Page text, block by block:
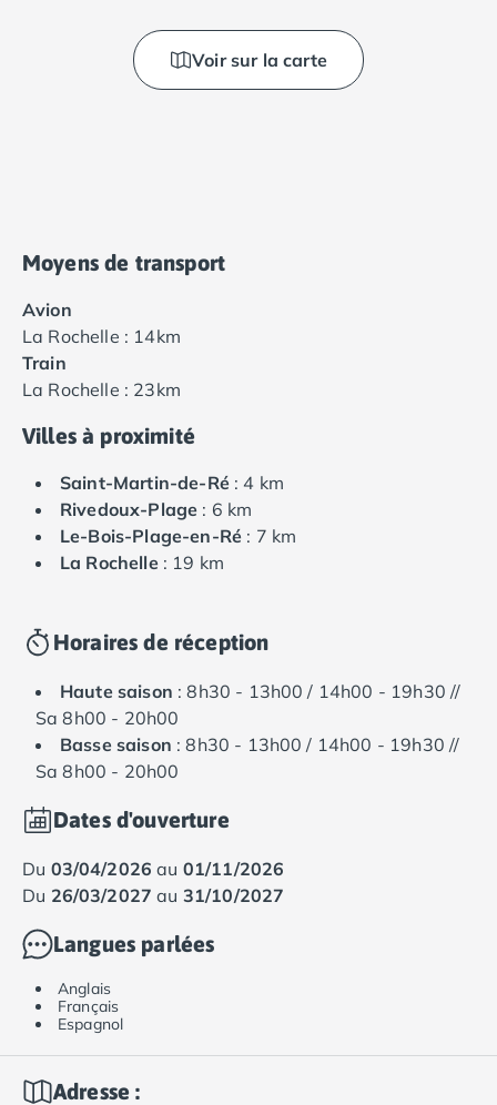
Voir sur la carte
Moyens de transport
Avion
La Rochelle : 14km
Train
La Rochelle : 23km
Villes à proximité
Saint-Martin-de-Ré: 4 km
Rivedoux-Plage : 6 km
Le-Bois-Plage-en-Ré : 7 km
La Rochelle: 19 km
Horaires de réception
Haute saison : 8h30 - 13h00 / 14h00 - 19h30 //
Sa 8h00 - 20h00
Basse saison : 8h30 - 13h00 / 14h00 - 19h30 //
Sa 8h00 - 20h00
Dates d'ouverture
du 03/04/2026 au 01/11/2026
du 26/03/2027 au 31/10/2027
Langues parlées
Anglais
Français
Espagnol
Adresse :